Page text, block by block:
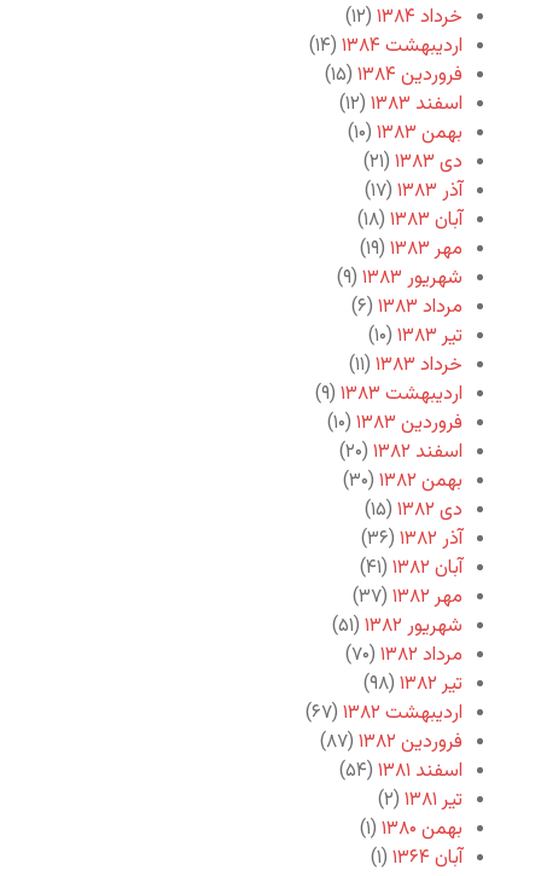
خرداد ۱۳۸۴
(۱۲)
اردیبهشت ۱۳۸۴
(۱۴)
فروردین ۱۳۸۴
(۱۵)
اسفند ۱۳۸۳
(۱۲)
بهمن ۱۳۸۳
(۱۰)
دی ۱۳۸۳
(۲۱)
آذر ۱۳۸۳
(۱۷)
آبان ۱۳۸۳
(۱۸)
مهر ۱۳۸۳
(۱۹)
شهریور ۱۳۸۳
(۹)
مرداد ۱۳۸۳
(۶)
تیر ۱۳۸۳
(۱۰)
خرداد ۱۳۸۳
(۱۱)
اردیبهشت ۱۳۸۳
(۹)
فروردین ۱۳۸۳
(۱۰)
اسفند ۱۳۸۲
(۲۰)
بهمن ۱۳۸۲
(۳۰)
دی ۱۳۸۲
(۱۵)
آذر ۱۳۸۲
(۳۶)
آبان ۱۳۸۲
(۴۱)
مهر ۱۳۸۲
(۳۷)
شهریور ۱۳۸۲
(۵۱)
مرداد ۱۳۸۲
(۷۰)
تیر ۱۳۸۲
(۹۸)
اردیبهشت ۱۳۸۲
(۶۷)
فروردین ۱۳۸۲
(۸۷)
اسفند ۱۳۸۱
(۵۴)
تیر ۱۳۸۱
(۲)
بهمن ۱۳۸۰
(۱)
آبان ۱۳۶۴
(۱)